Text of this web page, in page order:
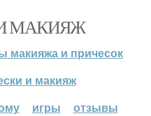
МАКИЯЖ
макияжа и причесок
и макияж
игры отзывы